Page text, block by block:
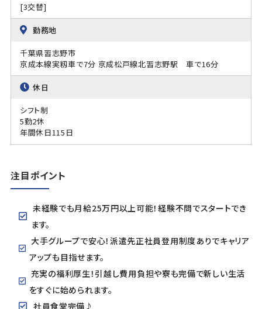
[3交替]
勤務地
千葉県習志野市
京成本線実籾車で7分 京成松戸線北習志野駅 車で16分
休日
シフト制
5勤2休
年間休日115日
注目ポイント
未経験でも月給25万円以上可能！経験不問でスタートでき
ます。
大手グループで安心！派遣先正社員登用制度ありでキャリア
アップも目指せます。
充実の福利厚生！引越し費用負担や寮も完備で新しい生活
をすぐに始められます。
社員食堂完備♪